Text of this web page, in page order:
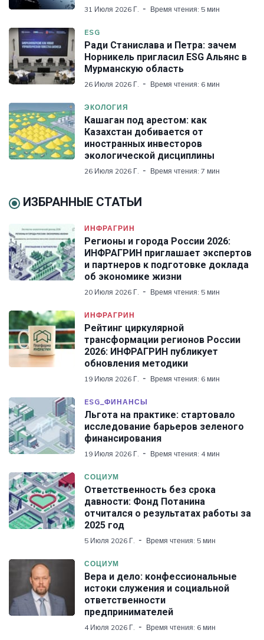
31 Июля 2026 Г. Время чтения: 5 мин
ESG
Ради Станислава и Петра: зачем
Норникель пригласил ESG Альянс в
Мурманскую область
26 Июля 2026 Г. Время чтения: 6 мин
ЭКОЛОГИЯ
Кашаган под арестом: как
Казахстан добивается от
иностранных инвесторов
экологической дисциплины
26 Июля 2026 Г. Время чтения: 7 мин
ИЗБРАННЫЕ СТАТЬИ
ИНФРАГРИН
Регионы и города России 2026:
ИНФРАГРИН приглашает экспертов
и партнеров к подготовке доклада
об экономике жизни
20 Июля 2026 Г. Время чтения: 5 мин
ИНФРАГРИН
Рейтинг циркулярной
трансформации регионов России
2026: ИНФРАГРИН публикует
обновления методики
19 Июля 2026 Г. Время чтения: 6 мин
ESG_ФИНАНСЫ
Льгота на практике: стартовало
исследование барьеров зеленого
финансирования
19 Июля 2026 Г. Время чтения: 4 мин
СОЦИУМ
Ответственность без срока
давности: Фонд Потанина
отчитался о результатах работы за
2025 год
5 Июля 2026 Г. Время чтения: 5 мин
СОЦИУМ
Вера и дело: конфессиональные
истоки служения и социальной
ответственности
предпринимателей
4 Июля 2026 Г. Время чтения: 6 мин